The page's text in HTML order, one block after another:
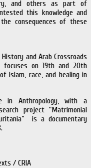
and others as part of
this knowledge and
consequences of these
and Arab Crossroads
focuses on 19th and 20th
Islam, race, and healing in
in Anthropology, with a
project “Matrimonial
is a documentary
/ CRIA